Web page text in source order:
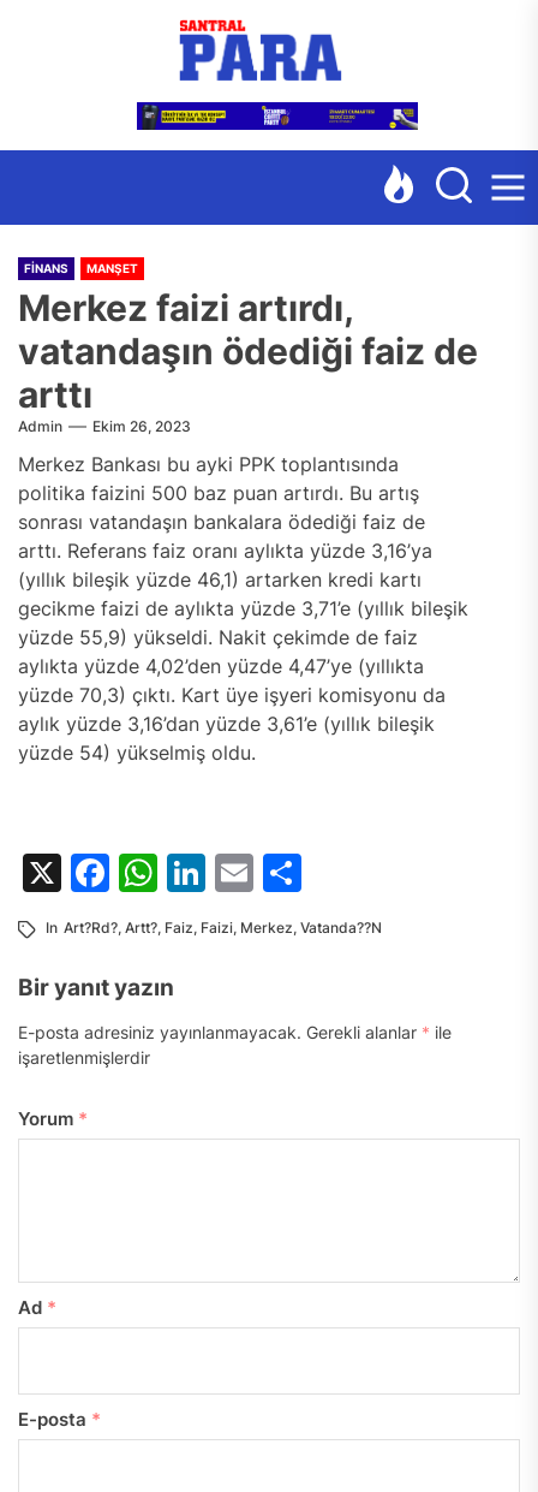
FINANS MANŞET
Merkez faizi artırdı,
vatandaşın ödediği faiz de
arttı
Admin Ekim 26, 2023
Merkez Bankası bu ayki PPK toplantısında
politika faizini 500 baz puan artırdı. Bu artış
sonrası vatandaşın bankalara ödediği faiz de
arttı. Referans faiz oranı aylıkta yüzde 3,16’ya
(yıllık bileşik yüzde 46,1) artarken kredi kartı
gecikme faizi de aylıkta yüzde 3,71’e (yıllık bileşik
yüzde 55,9) yükseldi. Nakit çekimde de faiz
aylıkta yüzde 4,02’den yüzde 4,47’ye (yıllıkta
yüzde 70,3) çıktı. Kart üye işyeri komisyonu da
aylık yüzde 3,16’dan yüzde 3,61’e (yıllık bileşik
yüzde 54) yükselmiş oldu.
X Facebook
WhatsApp
LinkedIn
Email
In Art?rd?, Artt?, Faiz, Faizi, Merkez, Vatanda??n
Bir yanıt yazın
E-posta adresiniz yayınlanmayacak. Gerekli alanlar * ile
işaretlenmişlerdir
Yorum *
Ad *
E-posta *